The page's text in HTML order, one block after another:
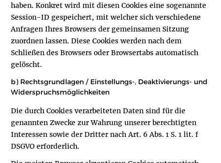
haben. Konkret wird mit diesen Cookies eine sogenannte
Session-ID gespeichert, mit welcher sich verschiedene
Anfragen Ihres Browsers der gemeinsamen Sitzung
zuordnen lassen. Diese Cookies werden nach dem
Schließen des Browsers oder Browsertabs automatisch
gelöscht.
b) Rechtsgrundlagen / Einstellungs-, Deaktivierungs- und
Widerspruchsmöglichkeiten
Die durch Cookies verarbeiteten Daten sind für die
genannten Zwecke zur Wahrung unserer berechtigten
Interessen sowie der Dritter nach Art. 6 Abs. 1 S. 1 lit. f
DSGVO erforderlich.